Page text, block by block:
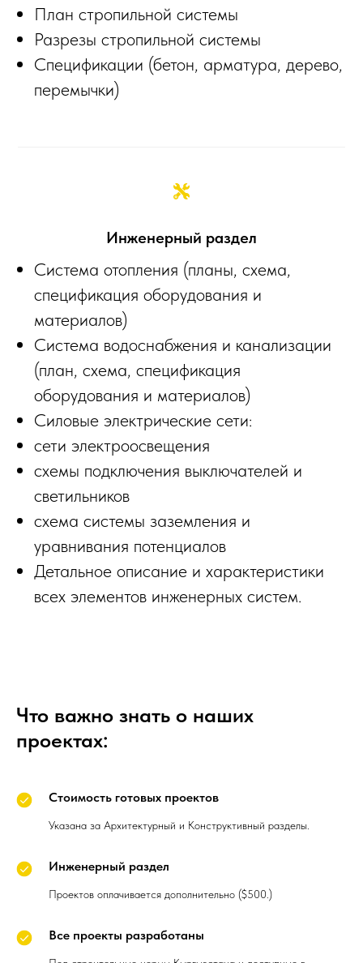
План стропильной системы
Разрезы стропильной системы
Спецификации (бетон, арматура, дерево,
перемычки)
Инженерный раздел
Система отопления (планы, схема,
спецификация оборудования и
материалов)
Система водоснабжения и канализации
(план, схема, спецификация
оборудования и материалов)
Силовые электрические сети:
сети электроосвещения
схемы подключения выключателей и
светильников
схема системы заземления и
уравнивания потенциалов
Детальное описание и характеристики
всех элементов инженерных систем.
Что важно знать о наших
проектах:
Стоимость готовых проектов
Указана за Архитектурный и Конструктивный разделы.
Инженерный раздел
Проектов оплачивается дополнительно ($500.)
Все проекты разработаны